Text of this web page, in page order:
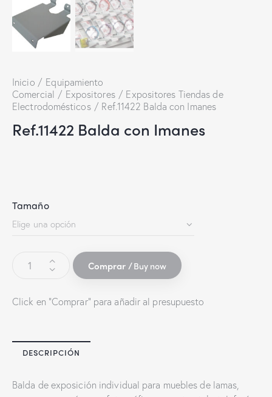
Inicio
Equipamiento
Comercial
Expositores
Expositores Tiendas de
Electrodomésticos
Ref.11422 Balda con Imanes
Ref.11422 Balda con Imanes
Tamaño
Buy now
Click en "Comprar" para añadir al presupuesto
DESCRIPCIÓN
Balda de exposición individual para muebles de lamas,